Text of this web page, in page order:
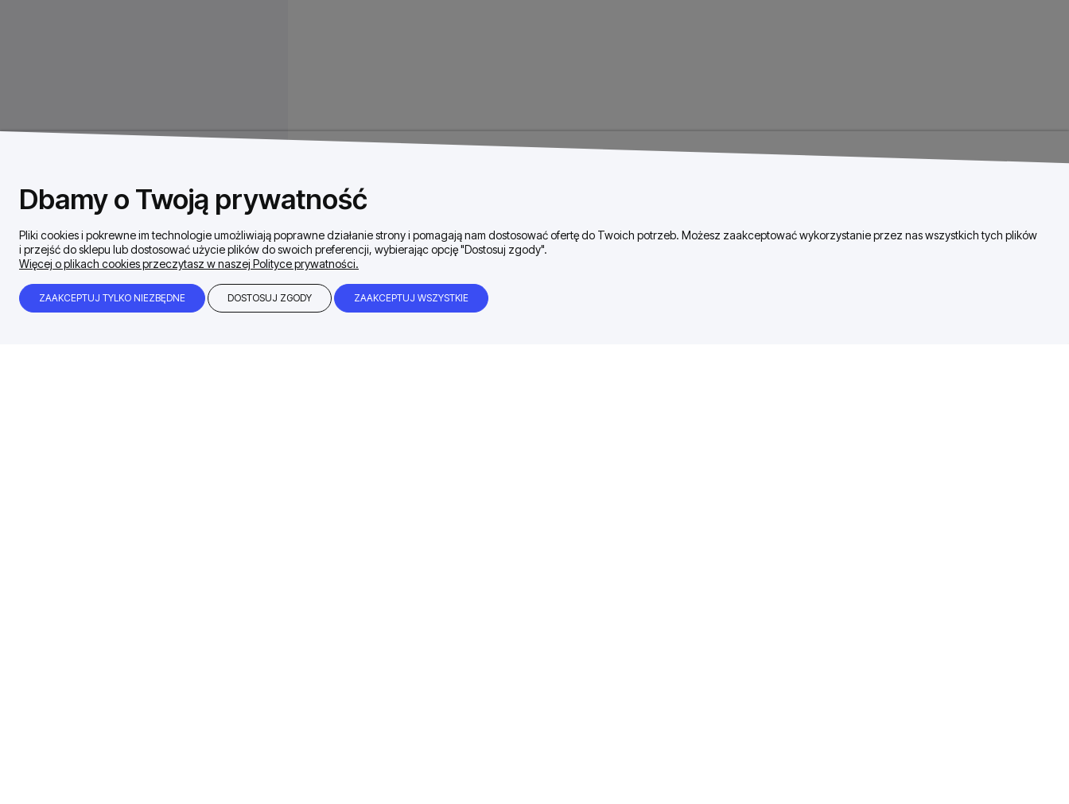
Dbamy o Twoją prywatność
Pliki cookies i pokrewne im technologie umożliwiają poprawne działanie strony i pomagają nam dostosować ofertę do Twoich potrzeb. Możesz zaakceptować wykorzystanie przez nas wszystkich tych plików
i przejść do sklepu lub dostosować użycie plików do swoich preferencji, wybierając opcję "Dostosuj zgody".
Więcej o plikach cookies przeczytasz w naszej Polityce prywatności.
ZAAKCEPTUJ TYLKO NIEZBĘDNE DOSTOSUJ ZGODY ZAAKCEPTUJ WSZYSTKIE